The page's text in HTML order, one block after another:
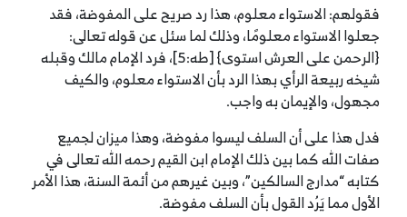
فقولهم: الاستواء معلوم، هذا رد صريح على المفوضة، فقد
جعلوا الاستواء معلومًا، وذلك لما سئل عن قوله تعالى:
{الرحمن على العرش استوى} [طه:5]، فرد الإمام مالك وقبله
شيخه ربيعة الرأي بهذا الرد بأن الاستواء معلوم، والكيف
مجهول، والإيمان به واجب.
فدل هذا على أن السلف ليسوا مفوضة، وهذا ميزان لجميع
صفات الله كما بين ذلك الإمام ابن القيم رحمه الله تعالى في
كتابه “مدارج السالكين”، وبين غيرهم من أئمة السنة، هذا الأمر
الأول مما يَرُد القول بأن السلف مفوضة.